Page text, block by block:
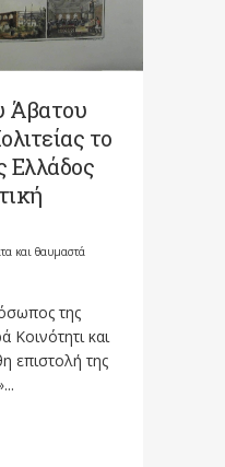
Άβατου
το
Ελλάδος
και θαυμαστά
της
Κοινότητι και
επιστολή της